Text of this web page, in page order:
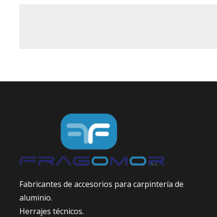
Fabricantes de accesorios para carpintería de
aluminio.
Herrajes técnicos.